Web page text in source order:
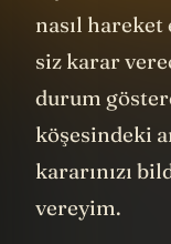
diyelim.
nasıl hareket
siz karar
durum
köşesindeki
kararınızı